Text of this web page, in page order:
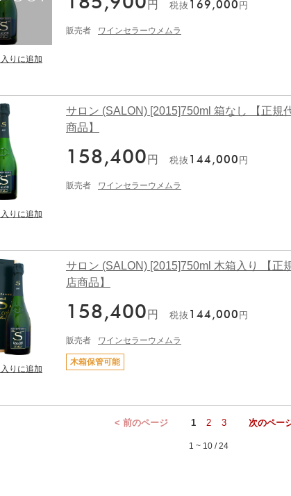
円 税抜 169,000 円
販売者 ワインセラーウメムラ
サロン (SALON) [2015]750ml 箱なし 【正規
商品】
158,400 円 税抜 144,000 円
販売者 ワインセラーウメムラ
サロン (SALON) [2015]750ml 木箱入り 【正
店商品】
158,400 円 税抜 144,000 円
販売者 ワインセラーウメムラ
木箱保管可能
< 前のページ 1 2 3 次のペー
1 ~ 10 / 24